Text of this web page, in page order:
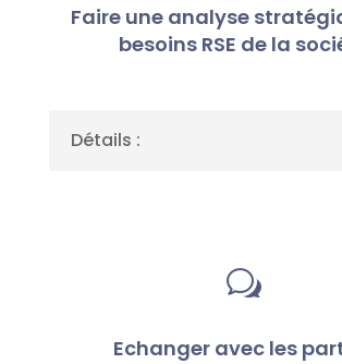
Faire une analyse
besoins RSE de la
Détails :
w
Echanger avec les